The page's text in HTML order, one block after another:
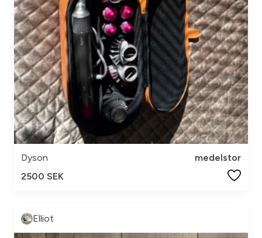
Dyson
medelstor
2500 SEK
Elliot